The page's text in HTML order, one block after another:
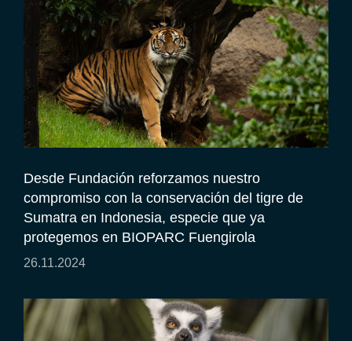
Desde Fundación reforzamos nuestro
compromiso con la conservación del tigre de
Sumatra en Indonesia, especie que ya
protegemos en BIOPARC Fuengirola
26.11.2024